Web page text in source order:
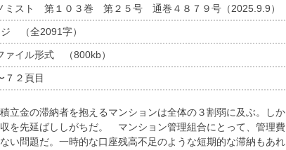
ミスト 第１０３巻 第２５号 通巻４８７９号（2025.9.9）
（全2091字）
ァイル形式 （800kb）
７２頁目
金の滞納者を抱えるマンションは全体の３割弱に及ぶ。しか
を先延ばししがちだ。 マンション管理組合にとって、管理費
い問題だ。一時的な口座残高不足のような短期的な滞納もあれ